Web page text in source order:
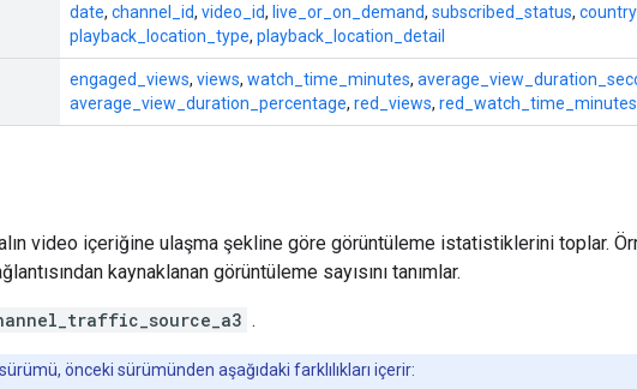
date, channel_id, video_id, live_or_on_demand, subscribed_status,
playback_location_type, playback_location_detail
engaged_views, views, watch_time_minutes,
average_view_duration_percentage, red_views, red_watch_time_minutes
video içeriğine ulaşma şekline göre görüntüleme istatistiklerini toplar.
kaynaklanan görüntüleme sayısını tanımlar.
.
önceki sürümünden aşağıdaki farklılıkları içerir: